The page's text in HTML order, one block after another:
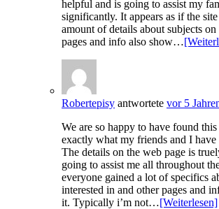
helpful and is going to assist my
significantly. It appears as if the
amount of details about subjects
pages and info also show…
Robertepisy antwortete vor 5
We are so happy to have found
exactly what my friends and I have
The details on the web page is
going to assist me all throughout
everyone gained a lot of specifics
interested in and other pages and
it. Typically i’m not…[Weiterlesen]